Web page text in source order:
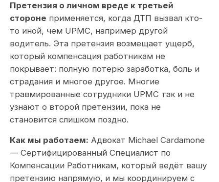
Претензия о личном вреде к третьей
стороне применяется, когда ДТП вызвал кто-
то иной, чем UPMC, например другой
водитель. Эта претензия возмещает ущерб,
который компенсация работникам не
покрывает: полную потерю заработка, боль и
страдания и многое другое. Многие
травмированные сотрудники UPMC так и не
узнают о второй претензии, пока не
становится слишком поздно.
Как мы работаем: Адвокат Michael Cardamone
— Сертифицированный Специалист по
Компенсации Работникам, который ведёт вашу
претензию напрямую, и мы координируем с